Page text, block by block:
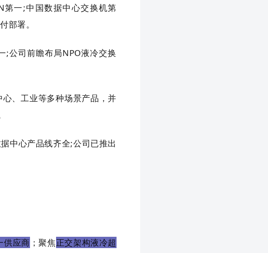
第一;中国数据中心交换机第
部署。
;公司前瞻布局NPO液冷交换
、工业等多种场景产品，并
中心产品线齐全;公司已推出
供应商 ；聚焦正交架构液冷超